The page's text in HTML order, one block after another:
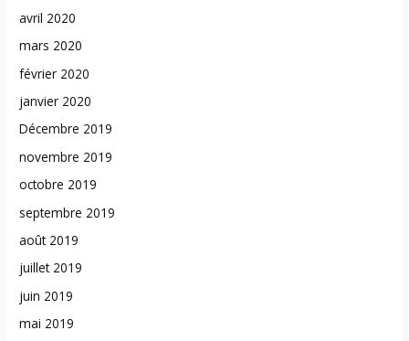
avril 2020
mars 2020
février 2020
janvier 2020
Décembre 2019
novembre 2019
octobre 2019
septembre 2019
août 2019
juillet 2019
juin 2019
mai 2019